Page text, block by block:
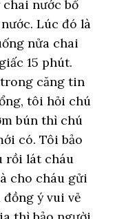
nước bổ
Lúc đó là
nửa chai
15 phút.
căng tin
tôi hỏi chú
bún thì chú
có. Tôi bảo
rồi lát cháu
cho cháu gửi
ý vui vẻ